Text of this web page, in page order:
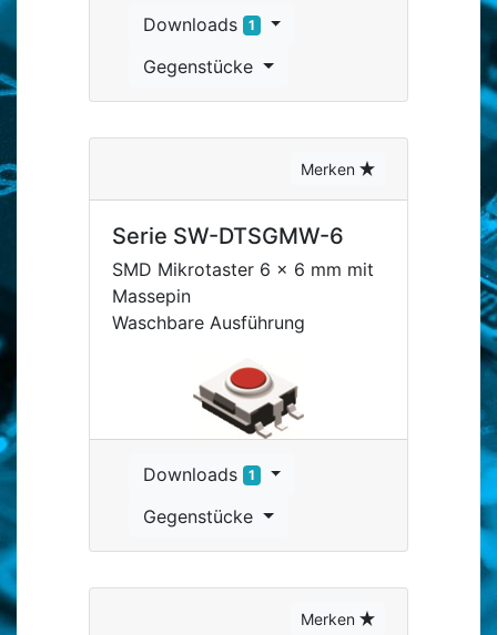
Downloads 1
Gegenstücke
Merken
Serie SW-DTSGMW-6
SMD Mikrotaster 6 x 6 mm mit
Massepin
Waschbare Ausführung
Downloads 1
Gegenstücke
Merken